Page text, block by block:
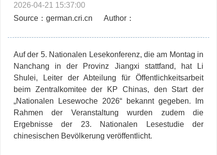
2026-04-21 15:37:00
Source：german.cri.cn
Author：
Auf der 5. Nationalen Lesekonferenz, die am Montag in
Nanchang in der Provinz Jiangxi stattfand, hat Li
Shulei, Leiter der Abteilung für Öffentlichkeitsarbeit
beim Zentralkomitee der KP Chinas, den Start der
„Nationalen Lesewoche 2026“ bekannt gegeben. Im
Rahmen der Veranstaltung wurden zudem die
Ergebnisse der 23. Nationalen Lesestudie der
chinesischen Bevölkerung veröffentlicht.